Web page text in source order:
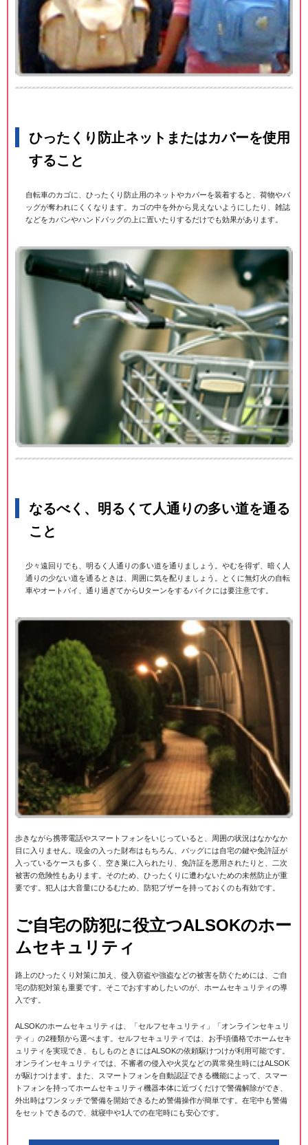
ひったくり防止ネットまたはカバーを使用
すること
自転車のカゴに、ひったくり防止用のネットやカバーを装着すると、荷物やバ
ッグが奪われにくくなります。カゴの中を外から見えないようにしたり、雑誌
などをカバンやハンドバッグの上に置いたりするだけでも効果があります。
なるべく、明るくて人通りの多い道を通る
こと
少々遠回りでも、明るく人通りの多い道を通りましょう。やむを得ず、暗く人
通りの少ない道を通るときは、周囲に気を配りましょう。とくに無灯火の自転
車やオートバイ、通り過ぎてからUターンをするバイクには要注意です。
歩きながら携帯電話やスマートフォンをいじっていると、周囲の状況はなかなか
目に入りません。現金の入った財布はもちろん、バッグには自宅の鍵や免許証が
入っているケースも多く、空き巣に入られたり、免許証を悪用されたりと、二次
被害の危険性もあります。そのため、ひったくりに遭わないための未然防止が重
要です。犯人は大音量にひるむため、防犯ブザーを持っておくのも有効です。
ご自宅の防犯に役立つALSOKのホー
ムセキュリティ
路上のひったくり対策に加え、侵入窃盗や強盗などの被害を防ぐためには、ご自
宅の防犯対策も重要です。そこでおすすめしたいのが、ホームセキュリティの導
入です。
ALSOKのホームセキュリティは、「セルフセキュリティ」「オンラインセキュリ
ティ」の2種類から選べます。セルフセキュリティでは、お手頃価格でホームセキ
ュリティを実現でき、もしものときにはALSOKの依頼駆けつけが利用可能です。
オンラインセキュリティでは、不審者の侵入や火災などの異常発生時にはALSOK
が駆けつけます。また、スマートフォンを自動認証できる機能によって、スマー
トフォンを持ってホームセキュリティ機器本体に近づくだけで警備解除ができ、
外出時はワンタッチで警備を開始できるため警備操作が簡単です。在宅中も警備
をセットできるので、就寝中や1人での在宅時にも安心です。